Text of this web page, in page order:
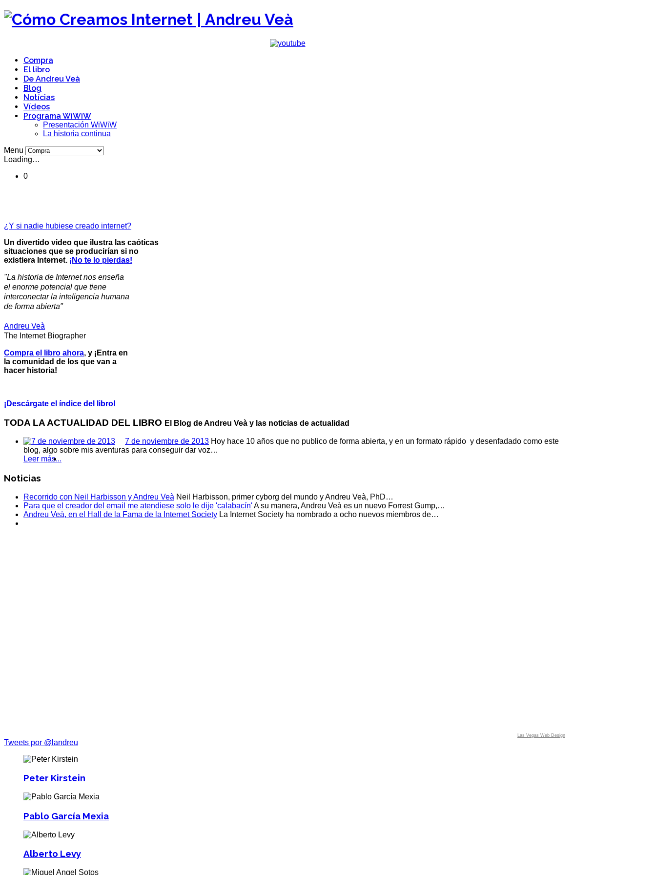
Compra
El libro
De Andreu Veà
Blog
Notícias
Vídeos
Programa WiWiW
Presentación WiWiW
La historia continua
Menu
Loading…
0
¿Y si nadie hubiese creado internet?
Un divertido video que ilustra las caóticas
situaciones que se producirían si no
existiera Internet. ¡No te lo pierdas!
"La historia de Internet nos enseña
el enorme potencial que tiene
interconectar la inteligencia humana
de forma abierta"
Andreu Veà
The Internet Biographer
Compra el libro ahora, y ¡Entra en
la comunidad de los que van a
hacer historia!
¡Descárgate el índice del libro!
TODA LA ACTUALIDAD DEL LIBRO El Blog de Andreu Veà y las noticias de actualidad
7 de noviembre de 2013 Hoy hace 10 años que no publico de forma abierta, y en un formato rápido y desenfadado como este
blog, algo sobre mis aventuras para conseguir dar voz…
Leer más...
Noticias
Recorrido con Neil Harbisson y Andreu Veà Neil Harbisson, primer cyborg del mundo y Andreu Veà, PhD…
Para que el creador del email me atendiese solo le dije 'calabacín'A su manera, Andreu Veà es un nuevo Forrest Gump,…
Andreu Veà, en el Hall de la Fama de la Internet Society La Internet Society ha nombrado a ocho nuevos miembros de…
Las Vegas Web Design
Tweets por @landreu
Peter Kirstein
Pablo García Mexia
Alberto Levy